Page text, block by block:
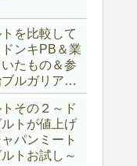
を比較して
ンキPB＆業
たもの＆参
ルガリアヨ
その２～ド
トが値上げ
パンミート
トお試し～